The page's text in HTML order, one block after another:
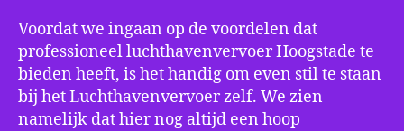
Voordat we ingaan op de voordelen dat
professioneel luchthavenvervoer Hoogstade te
bieden heeft, is het handig om even stil te staan
bij het Luchthavenvervoer zelf. We zien
namelijk dat hier nog altijd een hoop